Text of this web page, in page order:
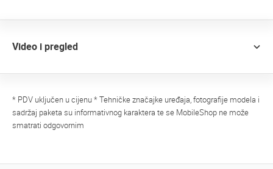
Video i pregled
* PDV uključen u cijenu * Tehničke značajke uređaja, fotografije modela i
sadržaj paketa su informativnog karaktera te se MobileShop ne može
smatrati odgovornim